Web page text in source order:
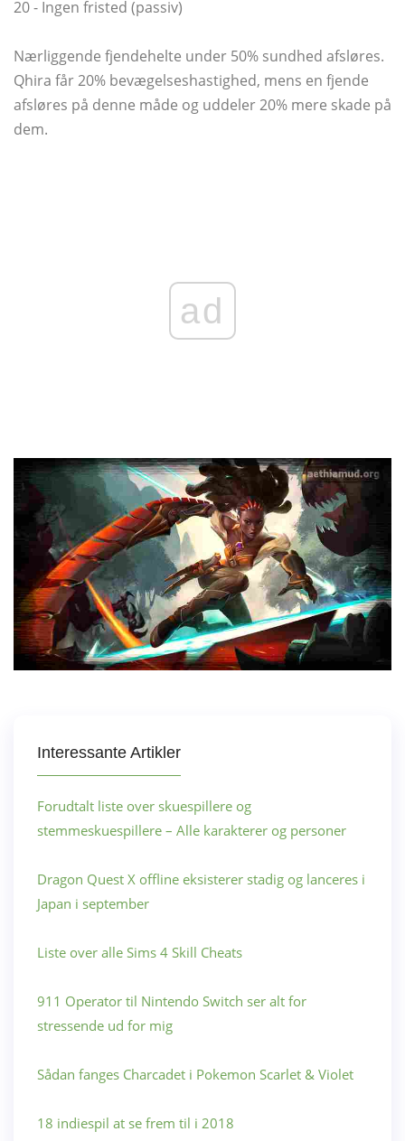
20 - Ingen fristed (passiv)
Nærliggende fjendehelte under 50% sundhed afsløres.
Qhira får 20% bevægelseshastighed, mens en fjende
afsløres på denne måde og uddeler 20% mere skade på
dem.
ad
Interessante Artikler
Forudtalt liste over skuespillere og
stemmeskuespillere – Alle karakterer og personer
Dragon Quest X offline eksisterer stadig og lanceres i
Japan i september
Liste over alle Sims 4 Skill Cheats
911 Operator til Nintendo Switch ser alt for
stressende ud for mig
Sådan fanges Charcadet i Pokemon Scarlet & Violet
18 indiespil at se frem til i 2018